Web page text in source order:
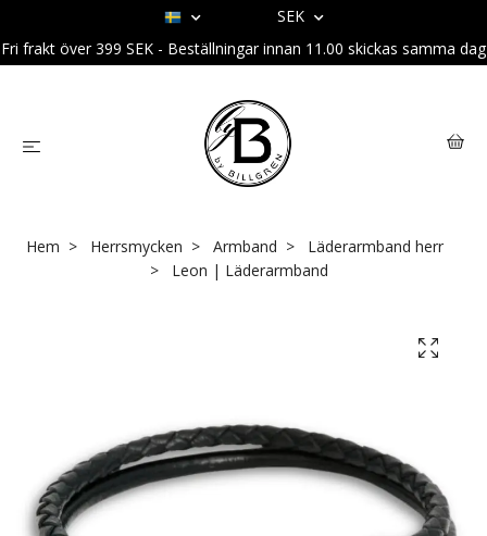
SEK
Fri frakt över 399 SEK - Beställningar innan 11.00 skickas samma dag
Hem Herrsmycken Armband
Läderarmband herr
Leon | Läderarmband